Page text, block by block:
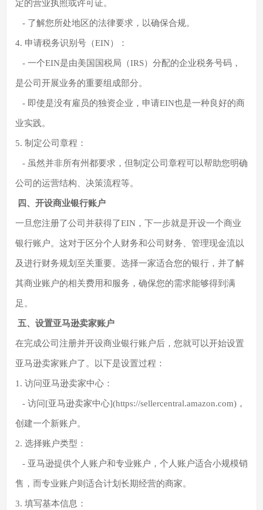
定的营业执照或许可证。
- 了解您所处地区的法律要求，以确保合规。
4. 申请税务识别号（EIN）：
- 一个EIN是由美国国税局（IRS）分配的企业税务号码，
是公司开展业务的重要组成部分。
- 即使是没有雇员的独资企业，申请EIN也是一种良好的商
业实践。
5. 制定公司章程：
- 虽然并非所有州都要求，但制定公司章程可以帮助您明确
公司的运营结构、决策流程等。
四、开设商业银行账户
一旦您注册了公司并获得了EIN，下一步就是开设一个商业
银行账户。这对于区分个人财务和公司财务、管理现金流以
及进行财务规划至关重要。选择一家适合您的银行，并了解
其商业账户的相关费用和服务，确保您的需求能够得到满
足。
五、设置亚马逊卖家账户
在完成公司注册并开设商业银行账户后，您就可以开始设置
亚马逊卖家账户了。以下是设置过程：
1. 访问亚马逊卖家中心：
- 访问[亚马逊卖家中心](https://sellercentral.amazon.com)，
创建一个新账户。
2. 选择账户类型：
- 亚马逊提供个人账户和专业账户，个人账户适合小规模销
售，而专业账户则适合计划长期经营的商家。
3. 填写基本信息：